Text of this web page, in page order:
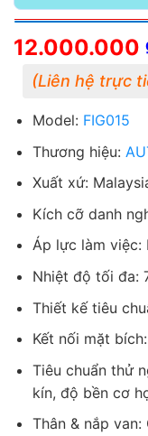
12.000.000
Model: FIG015
Thương hiệu:
Xuất xứ:
Kích cỡ danh
Áp lực làm việc:
Nhiệt độ tối đa:
Thiết kế tiêu
Kết nối mặt
Tiêu chuẩn thử
kín, độ bền cơ
Thân & nắp